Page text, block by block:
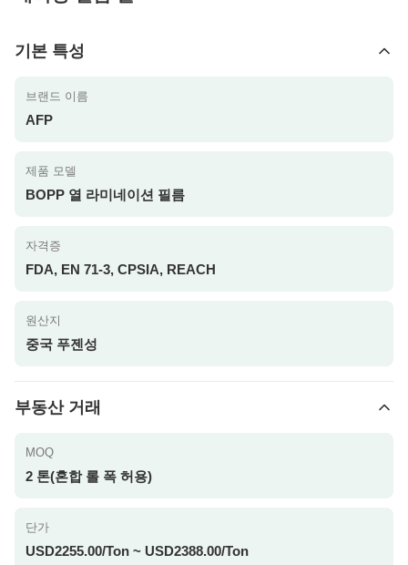
기본 특성
브랜드 이름
AFP
제품 모델
BOPP 열 라미네이션 필름
자격증
FDA, EN 71-3, CPSIA, REACH
원산지
중국 푸젠성
부동산 거래
MOQ
2 톤(혼합 롤 폭 허용)
단가
USD2255.00/Ton ~ USD2388.00/Ton